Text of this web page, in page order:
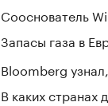
Сооснователь
Запасы газа в
Bloomberg
В каких странах